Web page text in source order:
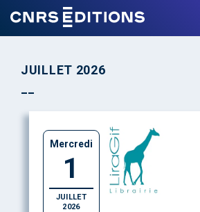
JUILLET 2026
Mercredi
1
JUILLET
2026